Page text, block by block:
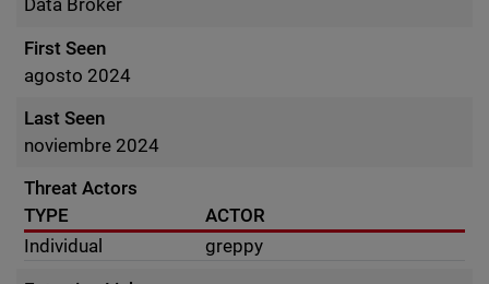
Data Broker
First Seen
agosto 2024
Last Seen
noviembre 2024
Threat Actors
TYPE
ACTOR
Individual
greppy